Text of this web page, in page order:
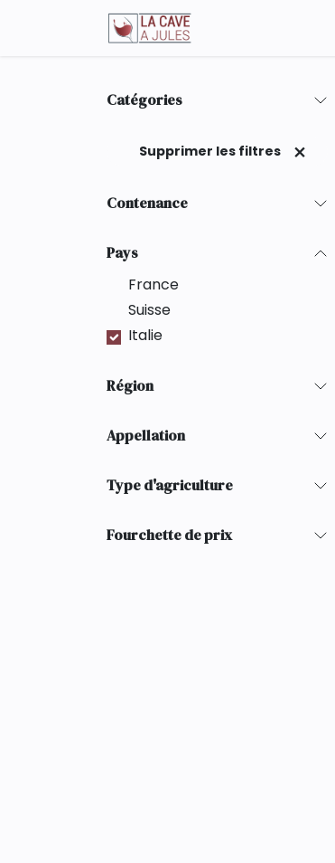
Se rendre au contenu
Catégories
Supprimer les filtres
Contenance
Pays
France
Suisse
Italie
Région
Appellation
Type d'agriculture
Fourchette de prix